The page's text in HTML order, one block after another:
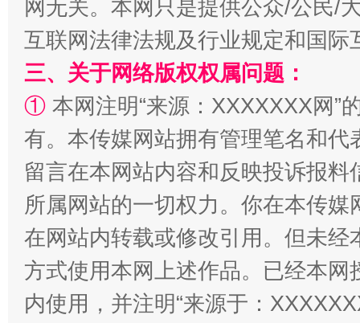
全民健身五年计划来了！等你上场
网无关。本网只是提供公众/公民/
互联网法律法规及行业规定和国
三、关于网络版权权属问题：
① 本网注明“来源：XXXXXXX网”
有。本传媒网站拥有管理笔名和
留言在本网站内容和反映投诉报
所属网站的一切权力。你在本传
在网站内转载或修改引用。但未
方式使用本网上述作品。已经本
内使用，并注明“来源于：